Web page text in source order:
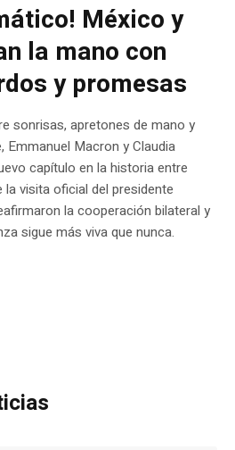
México y
la mano con
y promesas
sonrisas, apretones de mano y
Macron y Claudia
capítulo en la historia entre
la visita oficial del presidente
la cooperación bilateral y
sigue más viva que nunca.